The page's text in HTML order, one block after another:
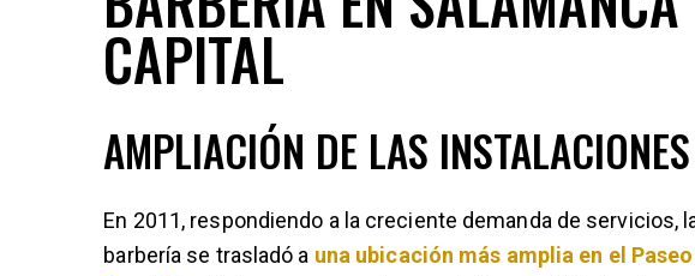
CAPITAL
AMPLIACIÓN DE LAS INSTALACIONES
En 2011, respondiendo a la creciente demanda de servicios,
barbería se trasladó a una ubicación más amplia en el Paseo